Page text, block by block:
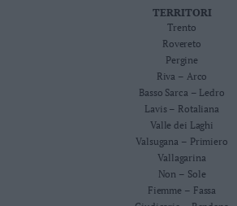
TERRITORI
Trento
Rovereto
Pergine
Riva – Arco
Basso Sarca – Ledro
Lavis – Rotaliana
Valle dei Laghi
Valsugana – Primiero
Vallagarina
Non – Sole
Fiemme – Fassa